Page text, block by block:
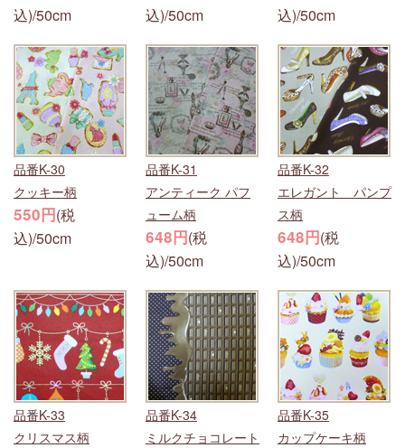
込)/50cm
込)/50cm
込)/50cm
品番K-30
クッキー柄
550円(税
込)/50cm
品番K-31
アンティーク パフ
ューム柄
648円(税
込)/50cm
品番K-32
エレガント パンプ
ス柄
648円(税
込)/50cm
品番K-33
クリスマス柄
品番K-34
ミルクチョコレート
品番K-35
カップケーキ柄